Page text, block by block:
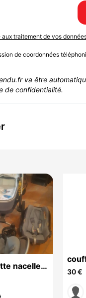
traitement de vos
de coordonnées
va être
de confidentialité.
nacelle
30 €